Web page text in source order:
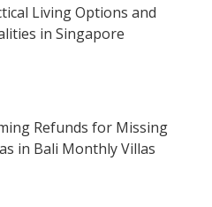
Living Options and
in Singapore
Refunds for Missing
in Bali Monthly Villas